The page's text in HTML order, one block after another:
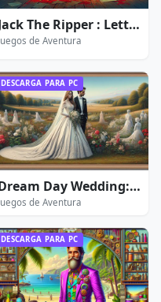
Jack The Ripper : Letters From Hell - Extended Edition
de Aventura
DESCARGA PARA PC
Dream Day Wedding: True Love
de Aventura
DESCARGA PARA PC